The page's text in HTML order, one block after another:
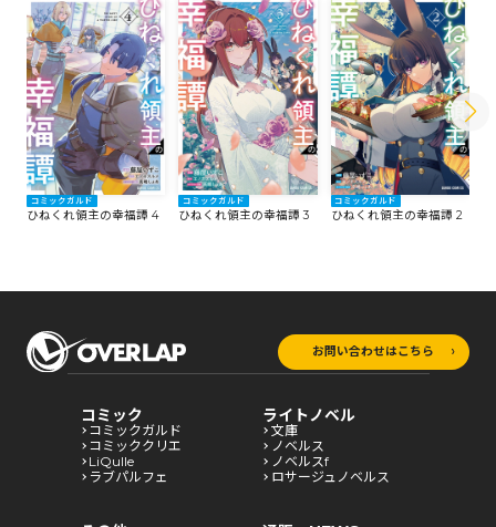
コミックガルド
ひねくれ領主の幸福譚 4
コミックガルド
ひねくれ領主の幸福譚 3
コミックガルド
ひねくれ領主の幸福譚 2
お問い合わせはこちら
コミック
コミックガルド
コミッククリエ
LiQulle
ラブパルフェ
ライトノベル
文庫
ノベルス
ノベルスf
ロサージュノベルス